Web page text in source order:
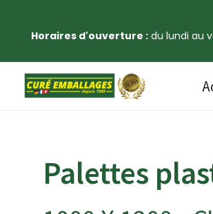
Horaires d'ouverture : du lundi au
Palettes